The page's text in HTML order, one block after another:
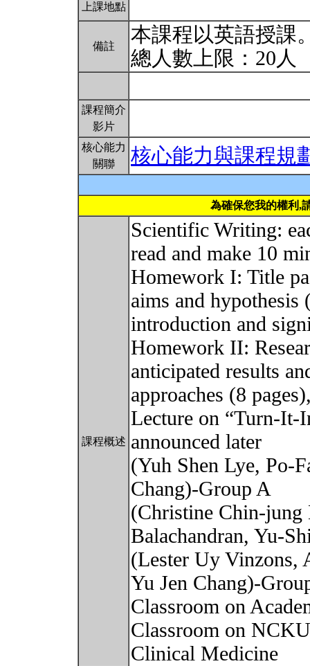
上課地點
備註
本課程以英語授課
總人數上限：20人
課程簡介
影片
核心能力
關聯
核心能力與課程規
為確保您我的權利,
課程概述
Scientific Writing:
read and make 10
Homework I: Title
aims and hypothesis
introduction and
Homework II:
anticipated results
approaches (8
Lecture on “Turn-It-
announced later
(Yuh Shen Lye, Po-
Chang)-Group A
(Christine Chin-jung
Balachandran, Yu-
(Lester Uy Vinzons,
Yu Jen Chang)-
Classroom on
Classroom on
Clinical Medicine